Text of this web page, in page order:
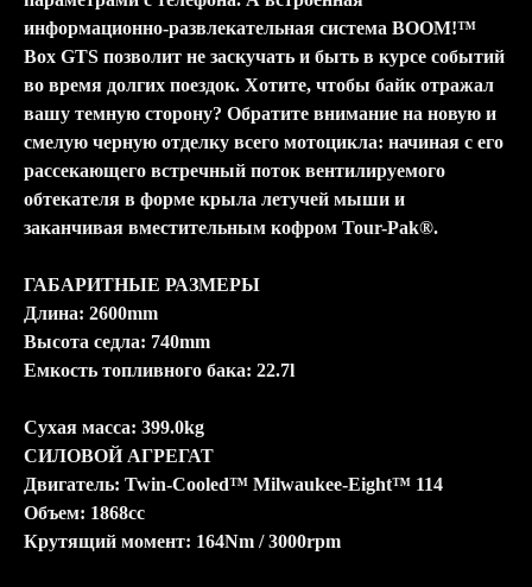
информационно-развлекательная система BOOM!™
Box GTS позволит не заскучать и быть в курсе событий
во время долгих поездок. Хотите, чтобы байк отражал
вашу темную сторону? Обратите внимание на новую и
смелую черную отделку всего мотоцикла: начиная с его
рассекающего встречный поток вентилируемого
обтекателя в форме крыла летучей мыши и
заканчивая вместительным кофром Tour-Pak®.
ГАБАРИТНЫЕ РАЗМЕРЫ
Длина: 2600mm
Высота седла: 740mm
Емкость топливного бака: 22.7l
Сухая масса: 399.0kg
СИЛОВОЙ АГРЕГАТ
Двигатель: Twin-Cooled™ Milwaukee-Eight™ 114
Объем: 1868cc
Крутящий момент: 164Nm / 3000rpm